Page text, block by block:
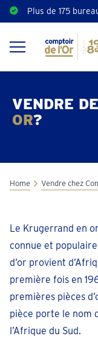
Plus de 175
VENDRE
OR?
Home Vendre chez
Le Krugerrand en
connue et
d’or provient
première fois en
premières pièces
pièce porte le nom
l’Afrique du Sud.